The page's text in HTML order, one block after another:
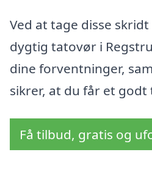
Ved at tage disse
dygtig tatovør i
dine forventninger,
sikrer, at du får et godt
Få tilbud, gratis og